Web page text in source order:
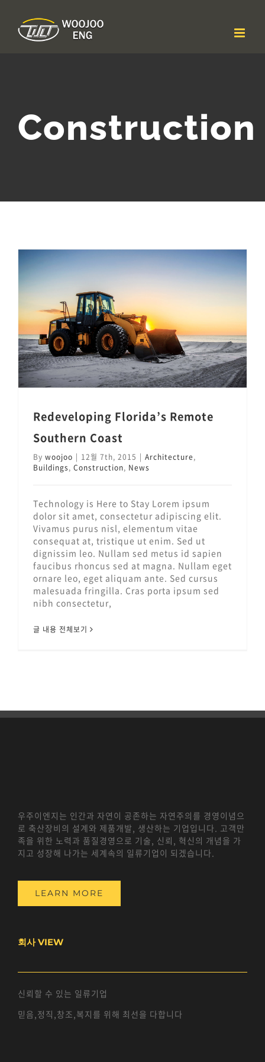
Construction
Redeveloping Florida’s Remote
Southern Coast
By woojoo | 12월 7th, 2015 | Architecture,
Buildings, Construction, News
Technology is Here to Stay Lorem ipsum
dolor sit amet, consectetur adipiscing elit.
Vivamus purus nisl, elementum vitae
consequat at, tristique ut enim. Sed ut
dignissim leo. Nullam sed metus id sapien
faucibus rhoncus sed at magna. Nullam eget
ornare leo, eget aliquam ante. Sed cursus
malesuada fringilla. Cras porta ipsum sed
nibh consectetur,
글 내용 전체보기
우주이엔지는 인간과 자연이 공존하는 자연주의를 경영이념으
로 축산장비의 설계와 제품개발, 생산하는 기업입니다. 고객만
족을 위한 노력과 품질경영으로 기술, 신뢰, 혁신의 개념을 가
지고 성장해 나가는 세계속의 일류기업이 되겠습니다.
LEARN MORE
회사 VIEW
신뢰할 수 있는 일류기업
믿음,정직,창조,복지를 위해 최선을 다합니다